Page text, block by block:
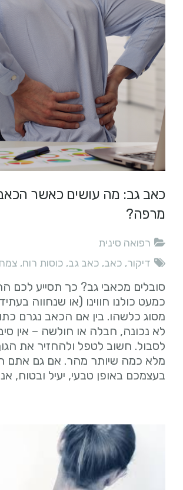
כאב גב: מה עושים כאשר
מרפה?
רפואה סינית
דיקור, כאב, כאב גב, כוסות רוח,
סובלים מכאבי גב? כך תסייע לכם
כמעט כולנו חווינו (או שנחווה
מסוג כלשהו. בין אם הכאב נגרם
לא נכונה, חבלה או חולשה – אין
לסבול. חשוב לטפל ולהחזיר את
מלא כמה שיותר מהר. אם גם אתם
בעצמכם באופן טבעי, יעיל ובטוח,